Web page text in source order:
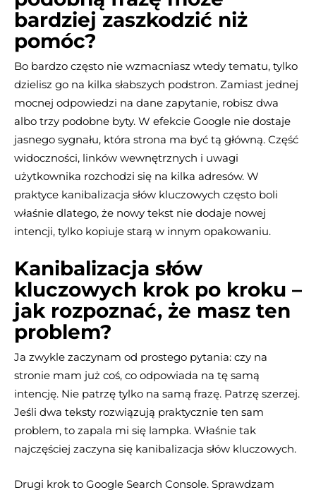
bardziej zaszkodzić niż
pomóc?
Bo bardzo często nie wzmacniasz wtedy tematu, tylko
dzielisz go na kilka słabszych podstron. Zamiast jednej
mocnej odpowiedzi na dane zapytanie, robisz dwa
albo trzy podobne byty. W efekcie Google nie dostaje
jasnego sygnału, która strona ma być tą główną. Część
widoczności, linków wewnętrznych i uwagi
użytkownika rozchodzi się na kilka adresów. W
praktyce kanibalizacja słów kluczowych często boli
właśnie dlatego, że nowy tekst nie dodaje nowej
intencji, tylko kopiuje starą w innym opakowaniu.
Kanibalizacja słów
kluczowych krok po kroku –
jak rozpoznać, że masz ten
problem?
Ja zwykle zaczynam od prostego pytania: czy na
stronie mam już coś, co odpowiada na tę samą
intencję. Nie patrzę tylko na samą frazę. Patrzę szerzej.
Jeśli dwa teksty rozwiązują praktycznie ten sam
problem, to zapala mi się lampka. Właśnie tak
najczęściej zaczyna się kanibalizacja słów kluczowych.
Drugi krok to Google Search Console. Sprawdzam